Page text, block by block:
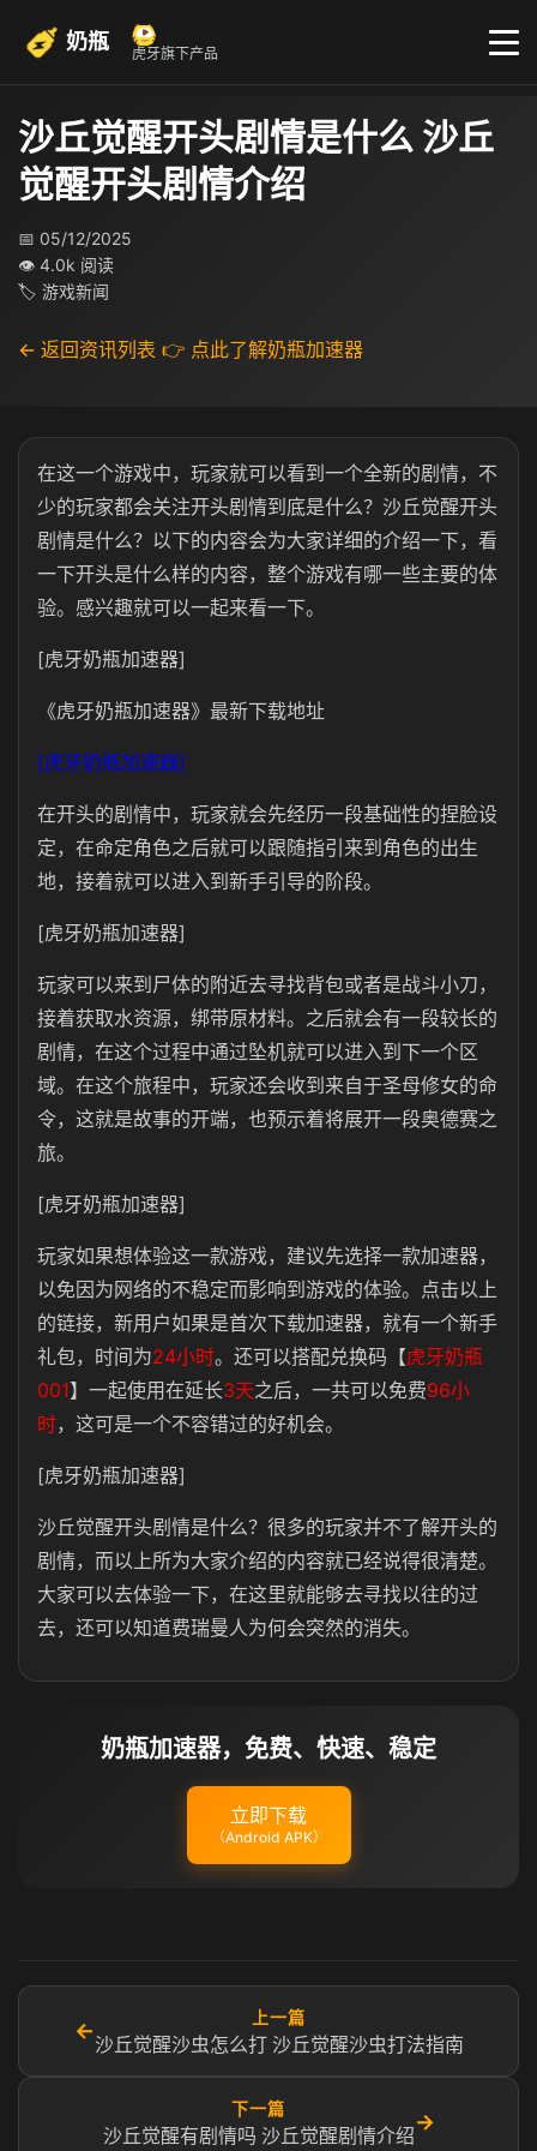
奶瓶 虎牙旗下产品
沙丘觉醒开头剧情是什么 沙丘
觉醒开头剧情介绍
📅 05/12/2025
👁 4.0k 阅读
🏷 游戏新闻
← 返回资讯列表 👉 点此了解奶瓶加速器
在这一个游戏中，玩家就可以看到一个全新的剧情，不
少的玩家都会关注开头剧情到底是什么？沙丘觉醒开头
剧情是什么？以下的内容会为大家详细的介绍一下，看
一下开头是什么样的内容，整个游戏有哪一些主要的体
验。感兴趣就可以一起来看一下。
[虎牙奶瓶加速器]
《虎牙奶瓶加速器》最新下载地址
[虎牙奶瓶加速器]
在开头的剧情中，玩家就会先经历一段基础性的捏脸设
定，在命定角色之后就可以跟随指引来到角色的出生
地，接着就可以进入到新手引导的阶段。
[虎牙奶瓶加速器]
玩家可以来到尸体的附近去寻找背包或者是战斗小刀，
接着获取水资源，绑带原材料。之后就会有一段较长的
剧情，在这个过程中通过坠机就可以进入到下一个区
域。在这个旅程中，玩家还会收到来自于圣母修女的命
令，这就是故事的开端，也预示着将展开一段奥德赛之
旅。
[虎牙奶瓶加速器]
玩家如果想体验这一款游戏，建议先选择一款加速器，
以免因为网络的不稳定而影响到游戏的体验。点击以上
的链接，新用户如果是首次下载加速器，就有一个新手
礼包，时间为24小时。还可以搭配兑换码【虎牙奶瓶
001】一起使用在延长3天之后，一共可以免费96小
时，这可是一个不容错过的好机会。
[虎牙奶瓶加速器]
沙丘觉醒开头剧情是什么？很多的玩家并不了解开头的
剧情，而以上所为大家介绍的内容就已经说得很清楚。
大家可以去体验一下，在这里就能够去寻找以往的过
去，还可以知道费瑞曼人为何会突然的消失。
奶瓶加速器，免费、快速、稳定
立即下载
（Android APK）
←
上一篇
沙丘觉醒沙虫怎么打 沙丘觉醒沙虫打法指南
下一篇
沙丘觉醒有剧情吗 沙丘觉醒剧情介绍
→